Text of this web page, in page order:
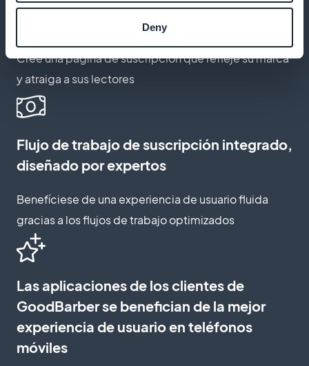
Deny
Cree una página de suscripción que refleje su marca
y atraiga a sus lectores
Flujo de trabajo de suscripción integrado,
diseñado por expertos
Benefíciese de una experiencia de usuario fluida
gracias a los flujos de trabajo optimizados
Las aplicaciones de los clientes de
GoodBarber se benefician de la mejor
experiencia de usuario en teléfonos
móviles